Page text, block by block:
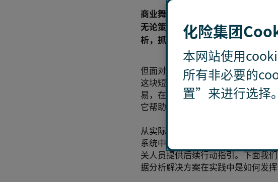
商业舞弊行为的精细度和复杂度正
无论策划多么周密，依然会在各类
析，抓住数据背后各种值得警惕的
但面对喷薄而出的海量数据，传统
这块短板——使企业有能力快速监测
易，在早期就发现潜在的舞弊迹象
它帮助反舞弊人员实现了与数据的紧
从实际应用的角度看，数据分析技
系统中的数据进行定期监测、评估
关人员提供后续行动指引。下面我
据分析解决方案在实践中是如何发挥
化险集团
本网站使用
所有非必要的
置”来进行选择。